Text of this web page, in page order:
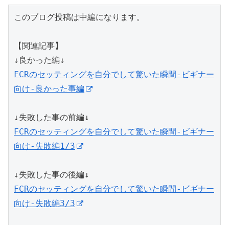
このブログ投稿は中編になります。
【関連記事】
FCRのセッティングを自分でして驚いた瞬間-ビギナー
向け-良かった事編
FCRのセッティングを自分でして驚いた瞬間-ビギナー
向け-失敗編1/3
FCRのセッティングを自分でして驚いた瞬間-ビギナー
向け-失敗編3/3